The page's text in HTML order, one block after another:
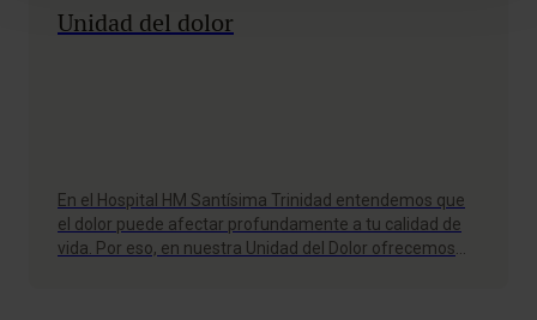
Unidad del dolor
En el Hospital HM Santísima Trinidad entendemos que
el dolor puede afectar profundamente a tu calidad de
vida. Por eso, en nuestra Unidad del Dolor ofrecemos